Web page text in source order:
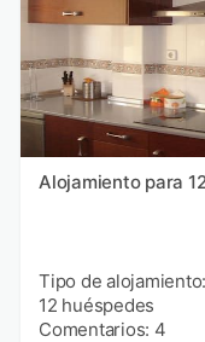
Alojamiento para
Tipo de
12 huéspedes
Comentarios: 4